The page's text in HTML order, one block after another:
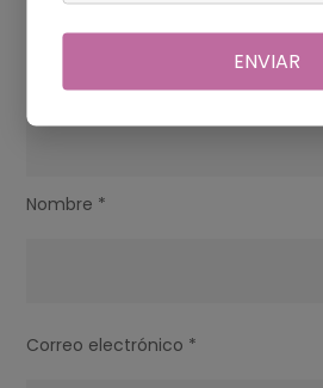
Nombre *
Correo electrónico *
ENVIAR